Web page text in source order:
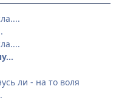
ли - на то воля